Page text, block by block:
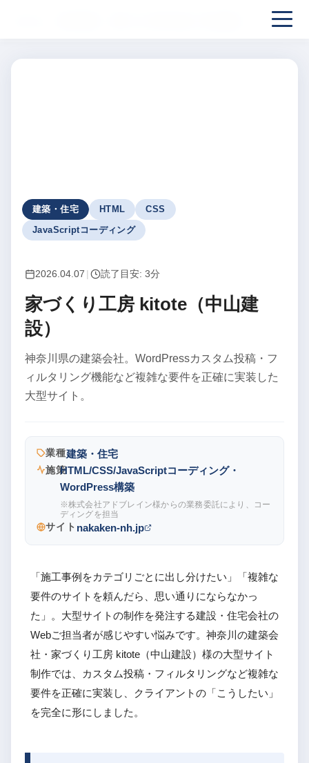
建築・住宅 HTML
CSS
JavaScriptコーディング
2026.04.07 読了目安: 3分
家づくり工房 kitote（中山建
設）
神奈川県の建築会社。WordPressカスタム投稿・フ
ィルタリング機能など複雑な要件を正確に実装した
大型サイト。
業種建築・住宅
施策HTML/CSS/JavaScriptコーディング・
WordPress構築
※株式会社アドブレイン様からの業務委託により、コー
ディングを担当
サイト nakaken-nh.jp
「施工事例をカテゴリごとに出し分けたい」「複雑な
要件のサイトを頼んだら、思い通りにならなかっ
た」。大型サイトの制作を発注する建設・住宅会社の
Webご担当者が感じやすい悩みです。神奈川の建築会
社・家づくり工房 kitote（中山建設）様の大型サイト
制作では、カスタム投稿・フィルタリングなど複雑な
要件を正確に実装し、クライアントの「こうしたい」
を完全に形にしました。